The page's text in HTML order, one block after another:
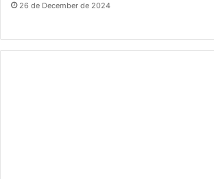
26 de December de 2024